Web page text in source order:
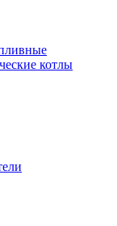
котлы